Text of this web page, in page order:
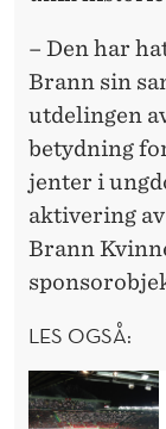
– Den har
Brann sin
utdelingen
betydning
jenter i
aktivering
Brann
LES OGSÅ: